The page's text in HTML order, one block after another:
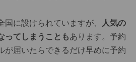
に設けられていますが、
人気の
ってしまうこともあります。予約
が届いたらできるだけ早めに予約